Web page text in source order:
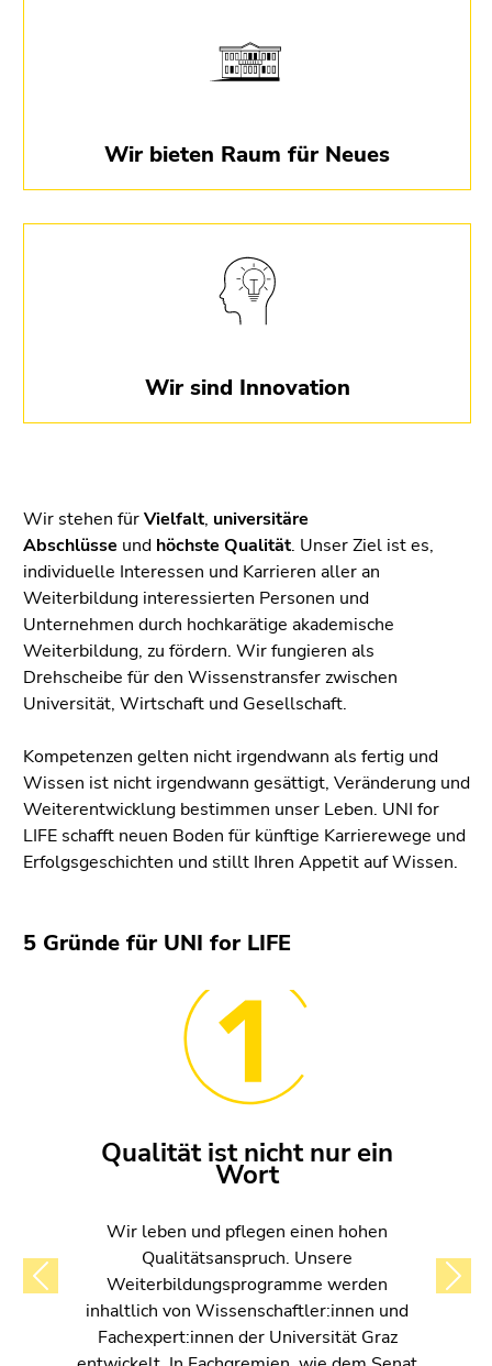
Wir bieten Raum für Neues
aus Wissenschaft & Praxis
Wir sind Innovation
Wir bieten maßgeschneiderte Lösungen und
Komplettprogramme für Unternehmen.
Wir stehen fürVielfalt, universitäre
Abschlüsse und höchste Qualität. Unser Ziel ist es,
individuelle Interessen und Karrieren aller an
Weiterbildung interessierten Personen und
Unternehmen durch hochkarätige akademische
Weiterbildung, zu fördern. Wir fungieren als
Drehscheibe für den Wissenstransfer zwischen
Universität, Wirtschaft und Gesellschaft.
Kompetenzen gelten nicht irgendwann als fertig und
Wissen ist nicht irgendwann gesättigt, Veränderung und
Weiterentwicklung bestimmen unser Leben. UNI for
LIFE schafft neuen Boden für künftige Karrierewege und
Erfolgsgeschichten und stillt Ihren Appetit auf Wissen.
5 Gründe für UNI for LIFE
Qualität ist nicht nur ein
Wort
Wir leben und pflegen einen hohen
Qualitätsanspruch. Unsere
Weiterbildungsprogramme werden
inhaltlich von Wissenschaftler:innen und
Fachexpert:innen der Universität Graz
Previous Next